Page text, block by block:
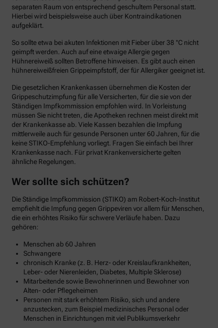
separaten Raum von entsprechend geschultem Personal statt.
Hierbei wird beispielsweise auch über Kontraindikationen
aufgeklärt.
So sollte etwa bei akuten Infektionen mit Fieber über 38 °C nicht
geimpft werden. Auch auf eine etwaige Allergie gegen
Hühnereiweiß sollten Betroffene hinweisen. Es gibt auch einen
hühnereiweißfreien Grippeimpfstoff, der für Allergiker geeignet ist.
Die gesetzlichen Krankenkassen übernehmen die Kosten der
Grippeschutzimpfung für alle Versicherten, für die sie von der
Ständigen Impfkommission empfohlen wird. In Vorleistung
müssen Sie nicht treten, die Apotheken rechnen meist direkt mit
der Krankenkasse ab. Viele Kassen bezahlen die Impfung
mittlerweile auch für gesunde Personen unter 60 Jahren, für die
keine STIKO-Empfehlung vorliegt. Fragen Sie einfach bei Ihrer
Krankenkasse nach. Für privat Krankenversicherte gelten
ähnliche Regelungen.
Wer sollte sich schützen?
Die Ständige Impfkommission (STIKO) am Robert-Koch-Institut
empfiehlt die Impfung gegen Grippeviren vor allem für Menschen,
die ein erhöhtes Risiko für schwere Verläufe haben. Dazu
gehören:
Menschen ab 60 Jahren
Schwangere
chronisch Kranke (z. B. Herz- oder Kreislaufkrankheiten,
Leber- oder Nierenleiden, Diabetes, Multiple Sklerose)
Mitarbeitende sowie Bewohnerinnen und Bewohner von
Alten- oder Pflegeheimen
Personen mit stark erhöhtem Risiko, sich und andere
anzustecken, zum Beispiel medizinisches Personal oder
Menschen in Einrichtungen mit viel Publikumsverkehr